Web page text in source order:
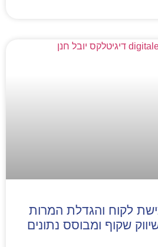
לקוח והגדלת המרות
שקוף ומבוסס נתונים